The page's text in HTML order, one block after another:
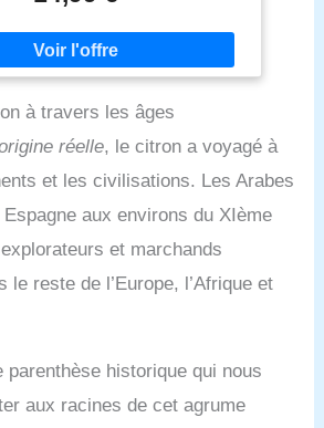
à travers les âges
réelle, le citron a voyagé à
et les civilisations. Les Arabes
Espagne aux environs du XIème
et marchands
le reste de l’Europe, l’Afrique et
parenthèse historique qui nous
aux racines de cet agrume